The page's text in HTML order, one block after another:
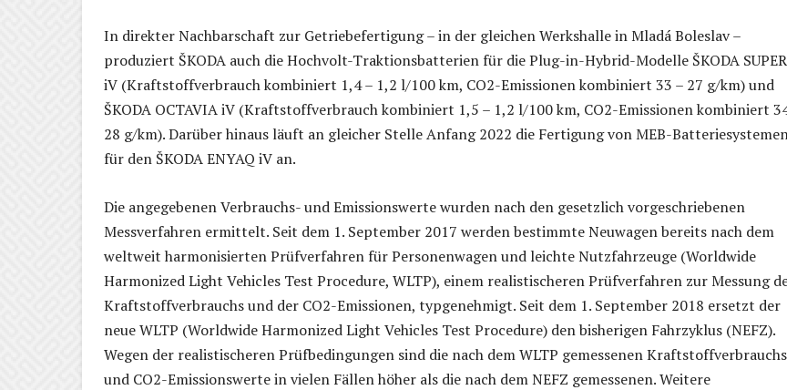
In direkter Nachbarschaft zur Getriebefertigung – in der gleichen Werkshalle in Mladá Boleslav –
produziert ŠKODA auch die Hochvolt-Traktionsbatterien für die Plug-in-Hybrid-Modelle ŠKODA
iV (Kraftstoffverbrauch kombiniert 1,4 – 1,2 l/100 km, CO2-Emissionen kombiniert 33 – 27 g/km) und
ŠKODA OCTAVIA iV (Kraftstoffverbrauch kombiniert 1,5 – 1,2 l/100 km, CO2-Emissionen kombiniert
28 g/km). Darüber hinaus läuft an gleicher Stelle Anfang 2022 die Fertigung von MEB-
für den ŠKODA ENYAQ iV an.
Die angegebenen Verbrauchs- und Emissionswerte wurden nach den gesetzlich vorgeschriebenen
Messverfahren ermittelt. Seit dem 1. September 2017 werden bestimmte Neuwagen bereits nach dem
weltweit harmonisierten Prüfverfahren für Personenwagen und leichte Nutzfahrzeuge (Worldwide
Harmonized Light Vehicles Test Procedure, WLTP), einem realistischeren Prüfverfahren zur Messung
Kraftstoffverbrauchs und der CO2-Emissionen, typgenehmigt. Seit dem 1. September 2018 ersetzt der
neue WLTP (Worldwide Harmonized Light Vehicles Test Procedure) den bisherigen Fahrzyklus (NEFZ).
Wegen der realistischeren Prüfbedingungen sind die nach dem WLTP gemessenen
und CO2-Emissionswerte in vielen Fällen höher als die nach dem NEFZ gemessenen. Weitere